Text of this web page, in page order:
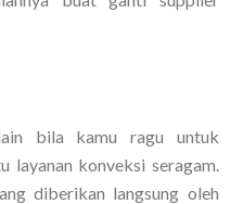
bila kamu ragu untuk
layanan konveksi seragam.
diberikan langsung oleh